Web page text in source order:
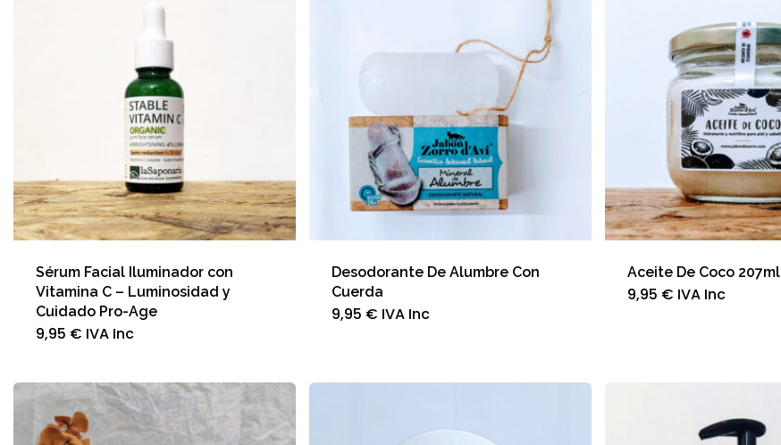
Sérum Facial Iluminador con
Vitamina C – Luminosidad y
Cuidado Pro-Age
9,95 € IVA Inc
Desodorante De Alumbre Con
Cuerda
9,95 € IVA Inc
Aceite De Coco 207ml
9,95 € IVA Inc